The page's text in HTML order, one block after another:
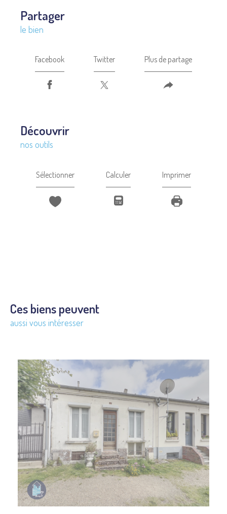
partager
le bien
Facebook Twitter Plus de partage
découvrir
nos outils
Sélectionner Calculer Imprimer
Ces biens peuvent
aussi vous intéresser